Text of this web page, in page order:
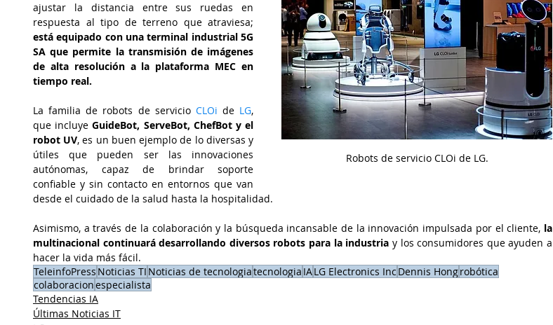
Robots de servicio CLOi de LG.
ajustar la distancia entre sus ruedas en
está equipado con una terminal industrial 5G
SA que permite la transmisión de imágenes
de alta resolución a la plataforma MEC en
tiempo real.
La familia de robots de servicio CLOi de LG,
que incluye GuideBot, ServeBot, ChefBot y el
robot UV, es un buen ejemplo de lo diversas y
útiles que pueden ser las innovaciones
autónomas, capaz de brindar soporte
confiable y sin contacto en entornos que van
desde el cuidado de la salud hasta la hospitalidad.
Asimismo, a través de la colaboración y la búsqueda incansable de la innovación impulsada por el cliente, la
multinacional continuará desarrollando diversos robots para la industria y los consumidores que ayuden a
hacer la vida más fácil.
TeleinfoPress Noticias TI Noticias de tecnologiatecnologia IALG Electronics Inc Dennis Hongrobótica
colaboracionespecialista
Tendencias IA
Últimas Noticias IT